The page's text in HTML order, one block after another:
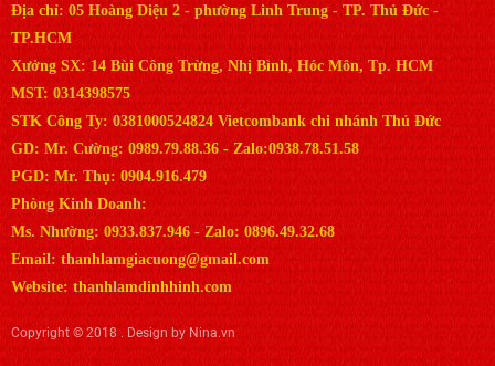
Địa chỉ: 05 Hoàng Diệu 2 - phường Linh Trung - TP. Thủ Đức -
TP.HCM
Xưởng SX: 14 Bùi Công Trừng, Nhị Bình, Hóc Môn, Tp. HCM
MST: 0314398575
STK Công Ty: 0381000524824 Vietcombank chi nhánh Thủ Đức
GD: Mr. Cường: 0989.79.88.36 - Zalo:0938.78.51.58
PGD: Mr. Thụ: 0904.916.479
Phòng Kinh Doanh:
Ms. Nhường: 0933.837.946 - Zalo: 0896.49.32.68
Email: thanhlamgiacuong@gmail.com
Website: thanhlamdinhhinh.com
Copyright © 2018 . Design by Nina.vn